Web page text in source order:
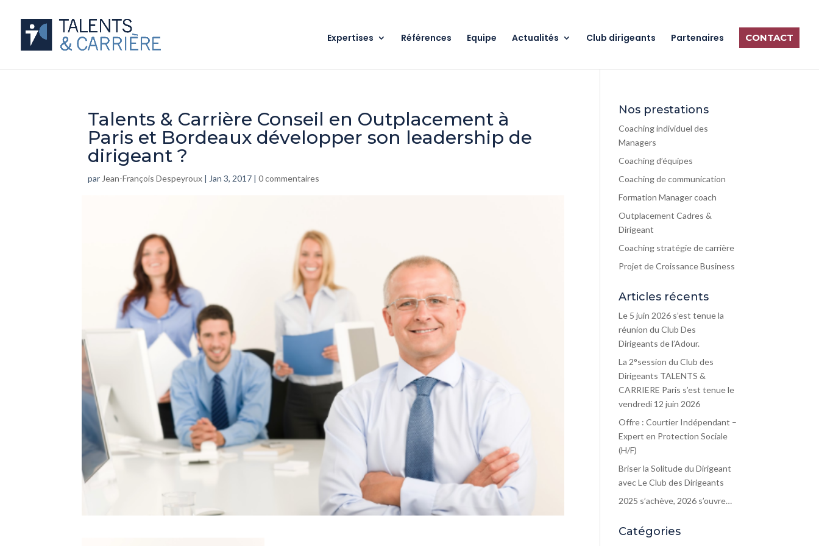
Expertises Références Equipe Actualités Club dirigeants Partenaires CONTACT
Talents & Carrière Conseil en Outplacement à
Paris et Bordeaux développer son leadership de
dirigeant ?
par Jean-François Despeyroux | Jan 3, 2017 |0 commentaires
Nos prestations
Coaching individuel des
Managers
Coaching d’équipes
Coaching de communication
Formation Manager coach
Outplacement Cadres &
Dirigeant
Coaching stratégie de carrière
Projet de Croissance Business
Articles récents
Le 5 juin 2026 s’est tenue la
réunion du Club Des
Dirigeants de l’Adour.
La 2°session du Club des
Dirigeants TALENTS &
CARRIERE Paris s’est tenue le
vendredi 12 juin 2026
Offre : Courtier Indépendant –
Expert en Protection Sociale
(H/F)
Briser la Solitude du Dirigeant
avec Le Club des Dirigeants
2025 s’achève, 2026 s’ouvre…
Catégories